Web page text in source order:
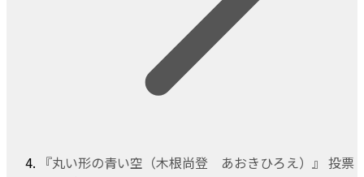
『丸い形の青い空（木根尚登 あおきひろえ）』 投票